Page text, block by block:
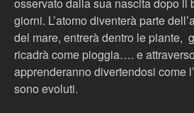
giorni. L’atomo diventerà parte
del mare, entrerà dentro le piante,
ricadrà come pioggia…. e
apprenderanno divertendosi come
sono evoluti.